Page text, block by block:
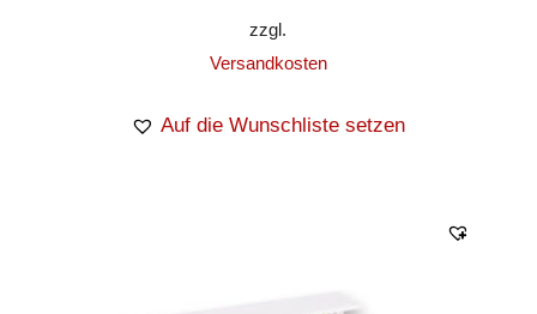
zzgl.
Versandkosten
Auf die Wunschliste setzen